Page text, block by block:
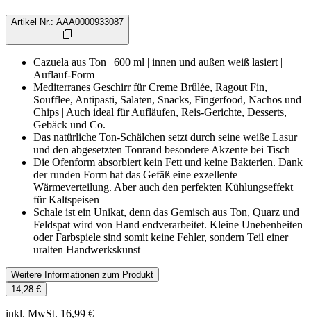
Artikel Nr. : AAA0000933087
Cazuela aus Ton | 600 ml | innen und außen weiß lasiert |
Auflauf-Form
Mediterranes Geschirr für Creme Brûlée, Ragout Fin,
Soufflee, Antipasti, Salaten, Snacks, Fingerfood, Nachos und
Chips | Auch ideal für Aufläufen, Reis-Gerichte, Desserts,
Gebäck und Co.
Das natürliche Ton-Schälchen setzt durch seine weiße Lasur
und den abgesetzten Tonrand besondere Akzente bei Tisch
Die Ofenform absorbiert kein Fett und keine Bakterien. Dank
der runden Form hat das Gefäß eine exzellente
Wärmeverteilung. Aber auch den perfekten Kühlungseffekt
für Kaltspeisen
Schale ist ein Unikat, denn das Gemisch aus Ton, Quarz und
Feldspat wird von Hand endverarbeitet. Kleine Unebenheiten
oder Farbspiele sind somit keine Fehler, sondern Teil einer
uralten Handwerkskunst
Weitere Informationen zum Produkt
14,28 €
inkl. MwSt. 16,99 €